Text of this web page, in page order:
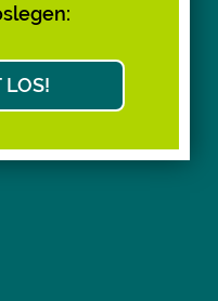
Ziel
LOS!